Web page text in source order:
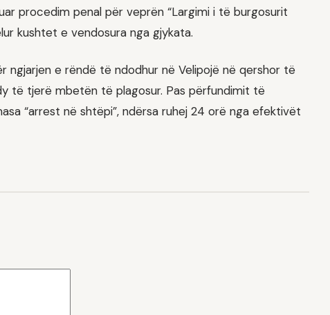
procedim penal për veprën “Largimi i të burgosurit
kushtet e vendosura nga gjykata.
ngjarjen e rëndë të ndodhur në Velipojë në qershor të
të tjerë mbetën të plagosur. Pas përfundimit të
“arrest në shtëpi”, ndërsa ruhej 24 orë nga efektivët